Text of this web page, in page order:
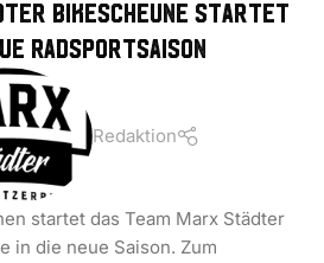
Bikescheune startet
Radsportsaison
Redaktion
startet das Team Marx Städter
in die neue Saison. Zum